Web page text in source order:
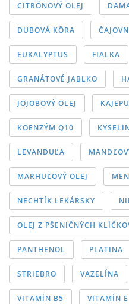
CITRÓNOVÝ OLEJ
DUBOVÁ KÔRA
EUKALYPTUS FIALKA
GRANÁTOVÉ JABLKO
JOJOBOVÝ OLEJ
KOENZÝM Q10
LEVANDUĽA
MARHUĽOVÝ OLEJ
NECHTÍK LEKÁRSKY
OLEJ Z PŠENIČNÝCH
PANTHENOL PLATINA
STRIEBRO VAZELÍNA
VITAMÍN B5 VITAMÍN E